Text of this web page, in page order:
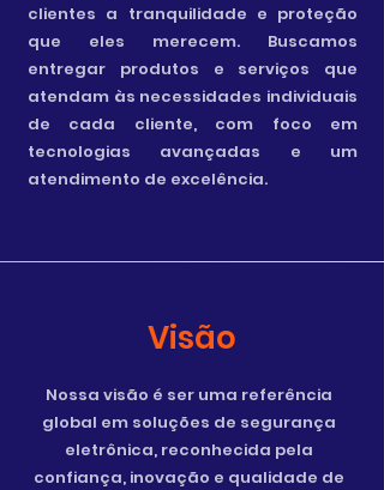
clientes a tranquilidade e proteção
que eles merecem. Buscamos
entregar produtos e serviços que
atendam às necessidades individuais
de cada cliente, com foco em
tecnologias avançadas e um
atendimento de excelência.
Visão
Nossa visão é ser uma referência
global em soluções de segurança
eletrônica, reconhecida pela
confiança, inovação e qualidade de